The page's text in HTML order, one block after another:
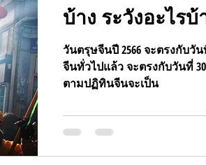
Door ข่าวสั้น Foot Switch ป
อัตโนมัติ NABCO
บานเลื่อน ข่าวสั้น ประตูอัตโน
บ้าง ระวังอะไรบ้
วันตรุษจีนปี 2566 จะตรงกับ
จีนทั่วไปแล้ว จะตรงกับวันที่ 30 เดือน 12 และใ
ตามปฏิทินจีนจะเป็น